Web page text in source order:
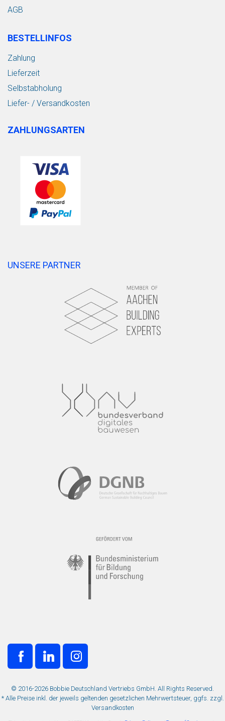
AGB
BESTELLINFOS
Zahlung
Lieferzeit
Selbstabholung
Liefer- / Versandkosten
ZAHLUNGSARTEN
UNSERE PARTNER
© 2016-2026 Bobbie Deutschland Vertriebs GmbH. All Rights Reserved.
* Alle Preise inkl. der jeweils geltenden gesetzlichen Mehrwertsteuer, ggfs. zzgl.
Versandkosten